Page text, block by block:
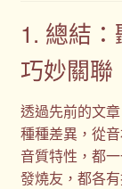
1. 總結
巧妙關聯
透過先前的文
種種差異，從
音質特性，都
發燒友，都各